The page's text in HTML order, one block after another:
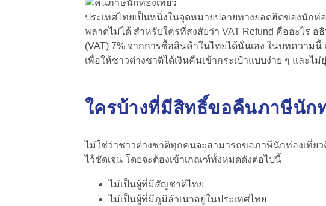
ประเทศไทยเป็นหนึ่งในจุดหมายปลายทางยอดฮิตของนัก
พลาดไม่ได้ สำหรับใครที่สงสัยว่า VAT Refund คืออะไร
(VAT) 7% จากการซื้อสินค้าในไทยได้นั่นเอง ในบทความนี้
เพื่อให้ชาวต่างชาติได้เงินคืนเข้ากระเป๋าแบบง่าย ๆ และไม่
ใครบ้างที่มีสิทธิ์ขอคืนภาษีนัก
ไม่ใช่ว่าชาวต่างชาติทุกคนจะสามารถขอภาษีนักท่องเที่
ไว้ชัดเจน โดยจะต้องเข้าเกณฑ์ทั้งหมดดังต่อไปนี้
ไม่เป็นผู้ที่มีสัญชาติไทย
ไม่เป็นผู้ที่มีภูมิลำเนาอยู่ในประเทศไทย